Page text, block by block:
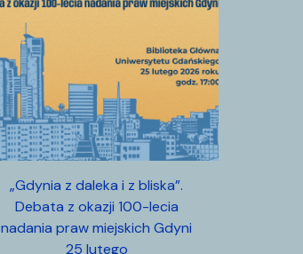
„Gdynia z daleka i z bliska”.
Debata z okazji 100-lecia
nadania praw miejskich Gdyni
25 lutego